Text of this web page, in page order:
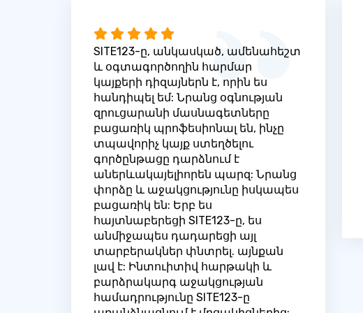
SITE123-ը, անկասկած, ամենահեշտ
և օգտագործողին հարմար
կայքերի դիզայներն է, որին ես
հանդիպել եմ: Նրանց օգնության
զրուցարանի մասնագետները
բացառիկ պրոֆեսիոնալ են, ինչը
տպավորիչ կայք ստեղծելու
գործընթացը դարձնում է
աներևակայելիորեն պարզ: Նրանց
փորձը և աջակցությունը իսկապես
բացառիկ են: Երբ ես
հայտնաբերեցի SITE123-ը, ես
անմիջապես դադարեցի այլ
տարբերակներ փնտրել. այնքան
լավ է: Ինտուիտիվ հարթակի և
բարձրակարգ աջակցության
համադրությունը SITE123-ը